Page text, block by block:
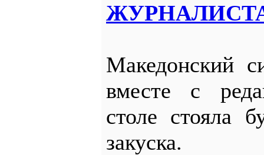
Македонский
вместе с
столе стояла
закуска.